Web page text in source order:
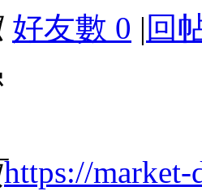
好友數 0 | 回
https://market-